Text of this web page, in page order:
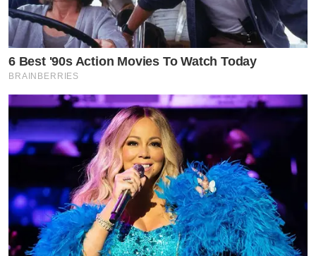
6 Best '90s Action Movies To Watch Today
BRAINBERRIES